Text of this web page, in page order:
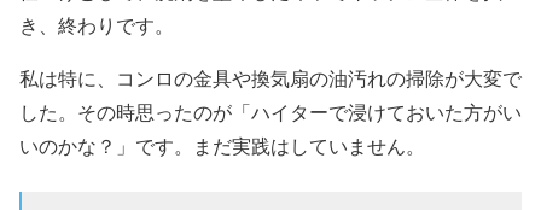
き、終わりです。
私は特に、コンロの金具や換気扇の油汚れの掃除が大変で
した。その時思ったのが「ハイターで浸けておいた方がい
いのかな？」です。まだ実践はしていません。